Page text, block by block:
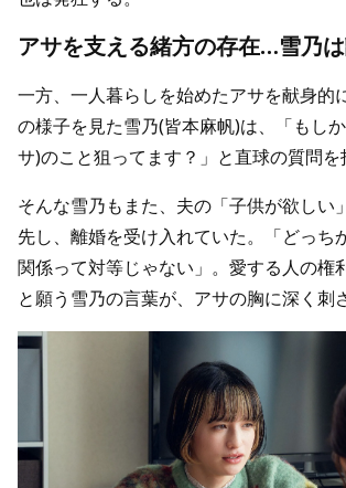
アサを支える緒方の存在…雪乃
一方、一人暮らしを始めたアサを献身的
の様子を見た雪乃(皆本麻帆)は、「もし
サ)のこと狙ってます？」と直球の質問を
そんな雪乃もまた、夫の「子供が欲しい
先し、離婚を受け入れていた。「どっち
関係って対等じゃない」。愛する人の権
と願う雪乃の言葉が、アサの胸に深く刺